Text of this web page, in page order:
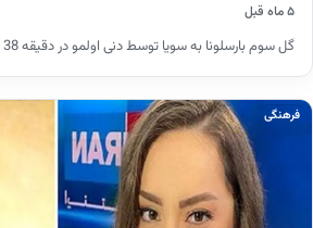
۵ ماه قبل
گل سوم بارسلونا به سویا توسط دنی اولمو در دقیقه 38
فرهنگی